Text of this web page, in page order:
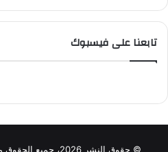
تابعنا على فيسبوك
© حقوق النشر 2026، جميع الحقوق محفوظة |